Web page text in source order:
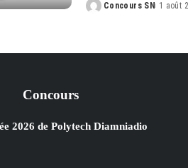
Posted
Concours SN 1 août
Concours
2026 de Polytech Diamniadio